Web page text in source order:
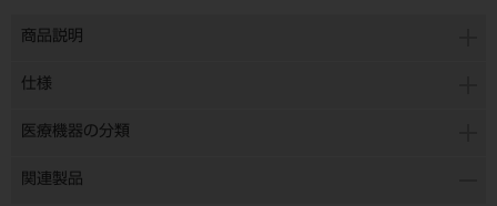
商品説明
仕様
医療機器の分類
関連製品